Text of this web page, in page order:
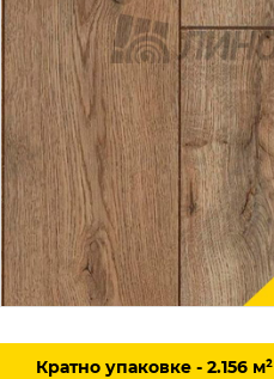
Кратно упаковке - 2.156 м²